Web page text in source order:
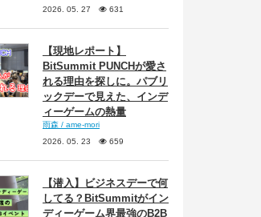
2026. 05. 27
631
【現地レポート】
BitSummit PUNCHが愛さ
れる理由を探しに。パブリ
ックデーで見えた、インデ
ィーゲームの熱量
雨森 / ame-mori
2026. 05. 23
659
【潜入】ビジネスデーで何
してる？BitSummitがイン
ディーゲーム界最強のB2B